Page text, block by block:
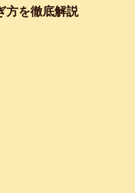
方を徹底解説